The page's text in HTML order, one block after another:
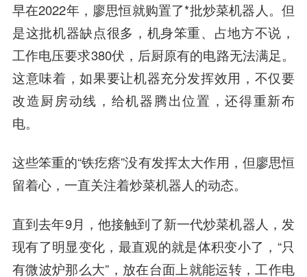
早在2022年，廖思恒就购置了*批炒菜机器人。但
是这批机器缺点很多，机身笨重、占地方不说，
工作电压要求380伏，后厨原有的电路无法满足。
这意味着，如果要让机器充分发挥效用，不仅要
改造厨房动线，给机器腾出位置，还得重新布
电。
这些笨重的“铁疙瘩”没有发挥太大作用，但廖思恒
留着心，一直关注着炒菜机器人的动态。
直到去年9月，他接触到了新一代炒菜机器人，发
现有了明显变化，最直观的就是体积变小了，“只
有微波炉那么大”，放在台面上就能运转，工作电